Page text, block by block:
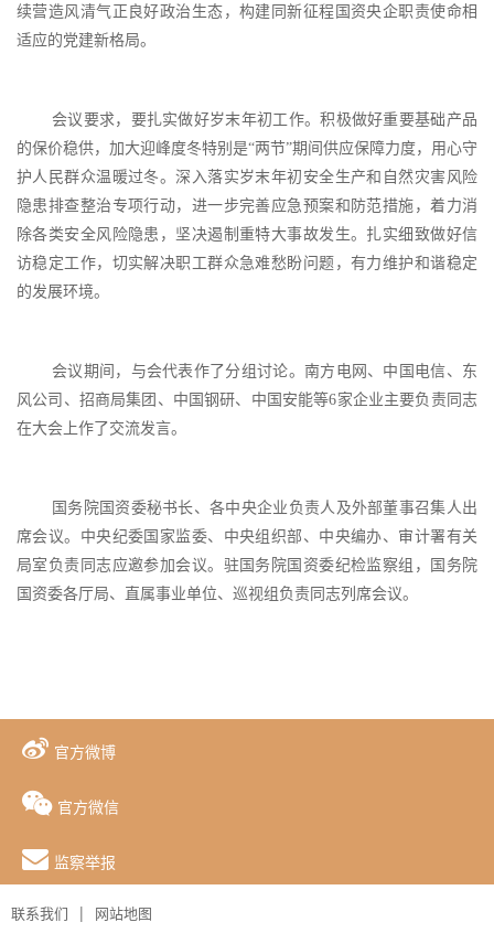
续营造风清气正良好政治生态，构建同新征程国资央企职责使命相
适应的党建新格局。
会议要求，要扎实做好岁末年初工作。积极做好重要基础产品
的保价稳供，加大迎峰度冬特别是“两节”期间供应保障力度，用心守
护人民群众温暖过冬。深入落实岁末年初安全生产和自然灾害风险
隐患排查整治专项行动，进一步完善应急预案和防范措施，着力消
除各类安全风险隐患，坚决遏制重特大事故发生。扎实细致做好信
访稳定工作，切实解决职工群众急难愁盼问题，有力维护和谐稳定
的发展环境。
会议期间，与会代表作了分组讨论。南方电网、中国电信、东
风公司、招商局集团、中国钢研、中国安能等6家企业主要负责同志
在大会上作了交流发言。
国务院国资委秘书长、各中央企业负责人及外部董事召集人出
席会议。中央纪委国家监委、中央组织部、中央编办、审计署有关
局室负责同志应邀参加会议。驻国务院国资委纪检监察组，国务院
国资委各厅局、直属事业单位、巡视组负责同志列席会议。
官方微博
官方微信
监察举报
联系我们 | 网站地图